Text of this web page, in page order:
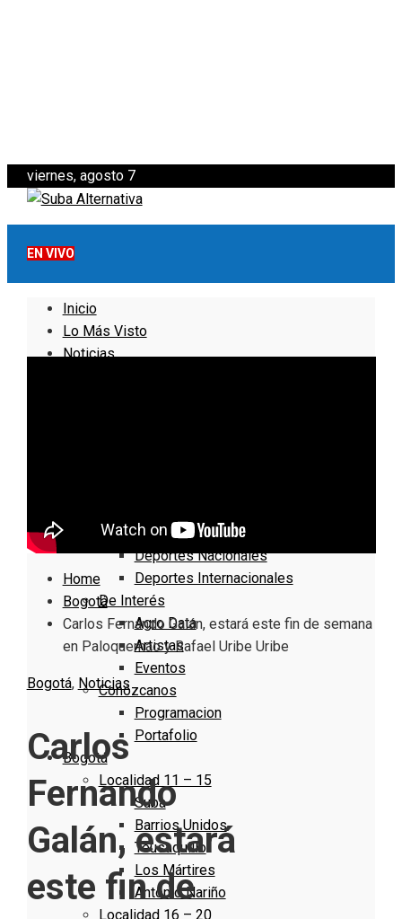
viernes, agosto 7
EN VIVO
Inicio
Lo Más Visto
Noticias
Deportes Locales
Deportes Nacionales
Deportes Internacionales
De Interés
Agro Data
Artistas
Eventos
Conózcanos
Programacion
Portafolio
Bogotá
Localidad 11 – 15
Suba
Barrios Unidos
Teusaquillo
Los Mártires
Antonio Nariño
Localidad 16 – 20
Home
Bogotá
Carlos Fernando Galán, estará este fin de semana
en Paloquemao y Rafael Uribe Uribe
Bogotá, Noticias
Carlos
Fernando
Galán, estará
este fin de